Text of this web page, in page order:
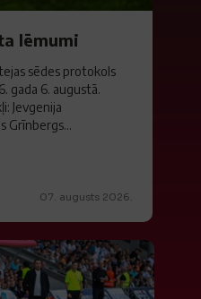
lēmumi
sēdes protokols
gada 6. augustā.
Jevgenija
Grīnbergs...
07. augusts 2026.